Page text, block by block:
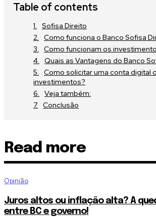
Table of contents
Sofisa Direito
Como funciona o Banco Sofisa
Como funcionam os
Quais as Vantagens do Banco
Como solicitar uma conta digital
investimentos?
Veja também:
Conclusão
Read more
Opinião
Juros altos ou inflação alta? A
entre BC e governo!